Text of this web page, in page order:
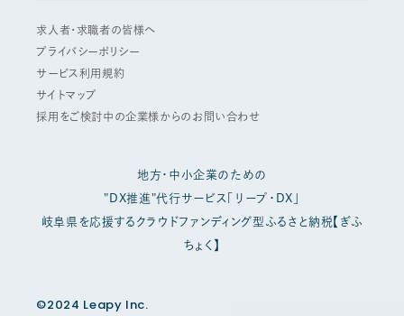
求人者・求職者の皆様へ
プライバシーポリシー
サービス利用規約
サイトマップ
採用をご検討中の企業様からのお問い合わせ
地方・中小企業のための
"DX推進"代行サービス「リープ・DX」
岐阜県を応援するクラウドファンディング型ふるさと納税【ぎふ
ちょく】
©2024 Leapy Inc.